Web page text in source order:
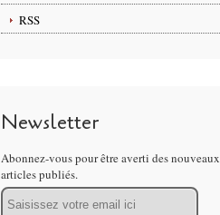
RSS
Newsletter
Abonnez-vous pour être averti des nouveaux
articles publiés.
Email